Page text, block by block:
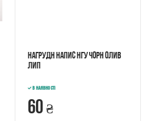
Нагрудн напис НГУ чорн олив
лип
В наявності
60 ₴